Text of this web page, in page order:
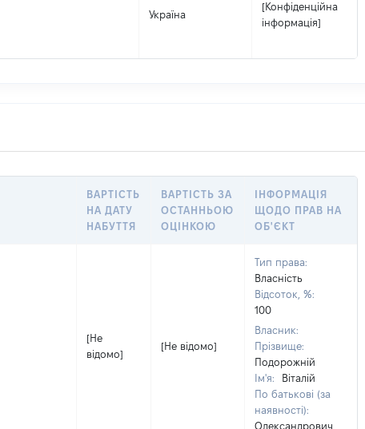
Україна
[Конфіденційна
інформація]
ВАРТІСТЬ
НА ДАТУ
НАБУТТЯ
ВАРТІСТЬ ЗА
ОСТАННЬОЮ
ОЦІНКОЮ
ІНФОРМАЦІЯ
ЩОДО ПРАВ НА
ОБ'ЄКТ
[Не
відомо]
[Не відомо]
Тип права:
Власність
Відсоток, %:
100
Власник:
Прізвище:
Подорожній
Ім'я:
Віталій
По батькові (за
наявності):
Олександрович